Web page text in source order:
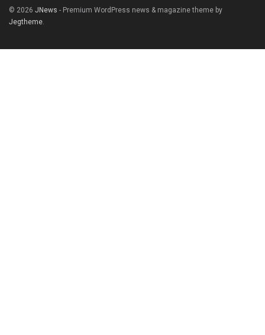
© 2026 JNews - Premium WordPress news & magazine theme by
Jegtheme.